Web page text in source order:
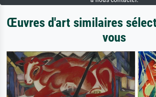
Œuvres d'art similaires
vous